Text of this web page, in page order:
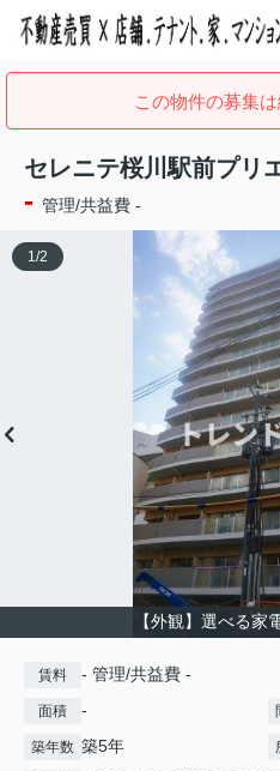
この物件の募集は
セレニテ桜川駅前プリ
- 管理/共益費 -
【外観】選べる家
1/2
賃料 - 管理/共益費 -
面積 -
築年数 築5年